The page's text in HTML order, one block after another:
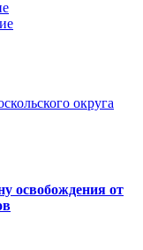
округа
освобождения от